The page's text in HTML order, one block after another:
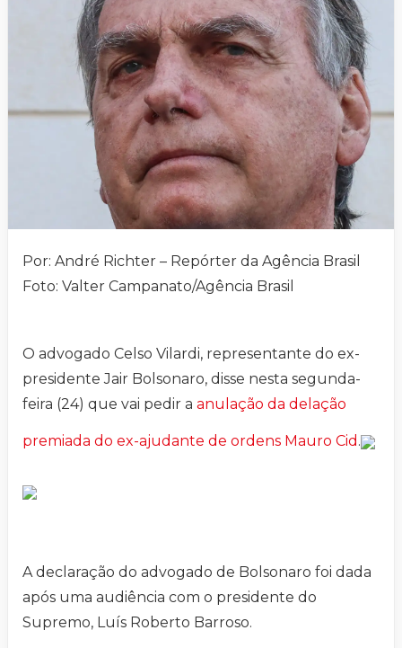
Por: André Richter – Repórter da Agência Brasil
Foto: Valter Campanato/Agência Brasil
O advogado Celso Vilardi, representante do ex-
presidente Jair Bolsonaro, disse nesta segunda-
feira (24) que vai pedir a anulação da delação
premiada do ex-ajudante de ordens Mauro Cid .
A declaração do advogado de Bolsonaro foi dada
após uma audiência com o presidente do
Supremo, Luís Roberto Barroso.